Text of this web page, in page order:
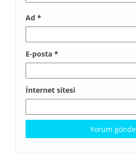
Ad *
E-posta *
İnternet sitesi